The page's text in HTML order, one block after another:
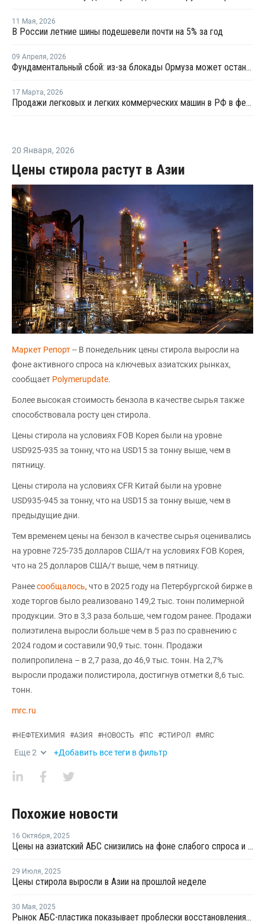
11 Мая, 2026
В России летние шины подешевели почти на 5% за год
09 Апреля, 2026
Фундаментальный сбой: из-за блокады Ормуза может остановиться производство автомобилей
17 Марта, 2026
Продажи легковых и легких коммерческих машин в РФ в феврале выросли на 1,2% год к году
20 Января, 2026
Цены стирола растут в Азии
Маркет Репорт-- В понедельник цены стирола выросли на
фоне активного спроса на ключевых азиатских рынках,
сообщает Polymerupdate.
Более высокая стоимость бензола в качестве сырья также
способствовала росту цен стирола.
Цены стирола на условиях FOB Корея были на уровне
USD925-935 за тонну, что на USD15 за тонну выше, чем в
пятницу.
Цены стирола на условиях CFR Китай были на уровне
USD935-945 за тонну, что на USD15 за тонну выше, чем в
предыдущие дни.
Тем временем цены на бензол в качестве сырья оценивались
на уровне 725-735 долларов США/т на условиях FOB Корея,
что на 25 долларов США/т выше, чем в пятницу.
Ранеесообщалось, что в 2025 году на Петербургской бирже в
ходе торгов было реализовано 149,2 тыс. тонн полимерной
продукции. Это в 3,3 раза больше, чем годом ранее. Продажи
полиэтилена выросли больше чем в 5 раз по сравнению с
2024 годом и составили 90,9 тыс. тонн. Продажи
полипропилена – в 2,7 раза, до 46,9 тыс. тонн. На 2,7%
выросли продажи полистирола, достигнув отметки 8,6 тыс.
тонн.
mrc.ru
#НЕФТЕХИМИЯ #АЗИЯ #НОВОСТЬ #ПС #СТИРОЛ #MRC
Еще2 +Добавить все теги в фильтр
Похожие новости
16 Октября, 2025
Цены на азиатский АБС снизились на фоне слабого спроса и больших запасов
29 Июля, 2025
Цены стирола выросли в Азии на прошлой неделе
30 Мая, 2025
Рынок АБС-пластика показывает проблески восстановления на фоне избыточного предложения